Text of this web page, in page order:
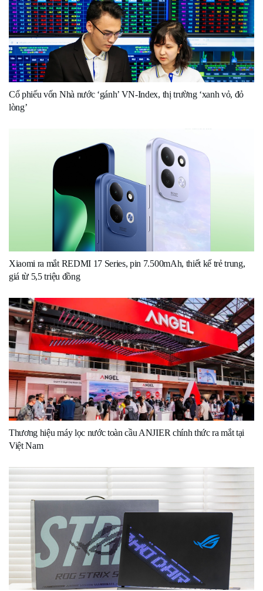
Cổ phiếu vốn Nhà nước ‘gánh’ VN-Index, thị trường ‘xanh vỏ, đỏ
lòng’
Xiaomi ra mắt REDMI 17 Series, pin 7.500mAh, thiết kế trẻ trung,
giá từ 5,5 triệu đồng
Thương hiệu máy lọc nước toàn cầu ANJIER chính thức ra mắt tại
Việt Nam